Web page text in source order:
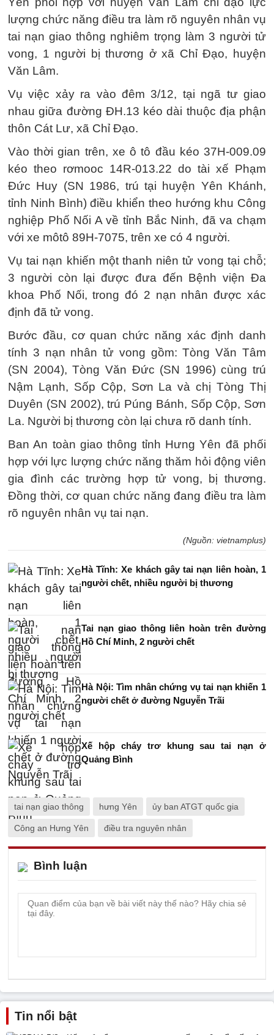
lượng chức năng điều tra làm rõ nguyên nhân vụ
tai nạn giao thông nghiêm trọng làm 3 người tử
vong, 1 người bị thương ở xã Chỉ Đạo, huyện
Văn Lâm.
Vụ việc xảy ra vào đêm 3/12, tại ngã tư giao
nhau giữa đường ĐH.13 kéo dài thuộc địa phận
thôn Cát Lư, xã Chỉ Đạo.
Vào thời gian trên, xe ô tô đầu kéo 37H-009.09
kéo theo rơmooc 14R-013.22 do tài xế Phạm
Đức Huy (SN 1986, trú tại huyện Yên Khánh,
tỉnh Ninh Bình) điều khiển theo hướng khu Công
nghiệp Phố Nối A về tỉnh Bắc Ninh, đã va chạm
với xe môtô 89H-7075, trên xe có 4 người.
Vụ tai nạn khiến một thanh niên tử vong tại chỗ;
3 người còn lại được đưa đến Bệnh viện Đa
khoa Phố Nối, trong đó 2 nạn nhân được xác
định đã tử vong.
Bước đầu, cơ quan chức năng xác định danh
tính 3 nạn nhân tử vong gồm: Tòng Văn Tâm
(SN 2004), Tòng Văn Đức (SN 1996) cùng trú
Nậm Lạnh, Sốp Cộp, Sơn La và chị Tòng Thị
Duyên (SN 2002), trú Púng Bánh, Sốp Cộp, Sơn
La. Người bị thương còn lại chưa rõ danh tính.
Ban An toàn giao thông tỉnh Hưng Yên đã phối
hợp với lực lượng chức năng thăm hỏi động viên
gia đình các trường hợp tử vong, bị thương.
Đồng thời, cơ quan chức năng đang điều tra làm
rõ nguyên nhân vụ tai nạn.
(Nguồn: vietnamplus)
Hà Tĩnh: Xe khách gây tai nạn liên hoàn, 1
người chết, nhiều người bị thương
Tai nạn giao thông liên hoàn trên đường
Hồ Chí Minh, 2 người chết
Hà Nội: Tìm nhân chứng vụ tai nạn khiến 1
người chết ở đường Nguyễn Trãi
Xế hộp cháy trơ khung sau tai nạn ở
Quảng Bình
tai nạn giao thông hưng Yên ủy ban ATGT quốc gia
Công an Hưng Yên điều tra nguyên nhân
Bình luận
Tin nổi bật